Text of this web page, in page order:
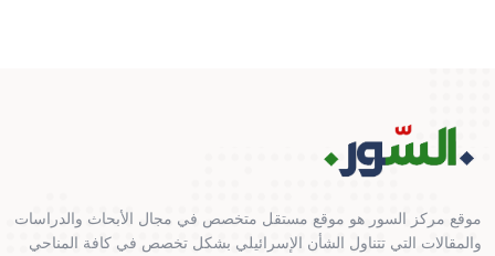
موقع مركز السور هو موقع مستقل متخصص في مجال الأبحاث والدراسات
والمقالات التي تتناول الشأن الإسرائيلي بشكل تخصص في كافة المناحي